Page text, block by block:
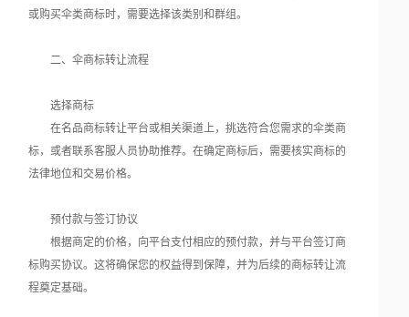
或购买伞类商标时，需要选择该类别和群组。
二、伞商标转让流程
选择商标
在名品商标转让平台或相关渠道上，挑选符合您需求的伞类商
标，或者联系客服人员协助推荐。在确定商标后，需要核实商标的
法律地位和交易价格。
预付款与签订协议
根据商定的价格，向平台支付相应的预付款，并与平台签订商
标购买协议。这将确保您的权益得到保障，并为后续的商标转让流
程奠定基础。